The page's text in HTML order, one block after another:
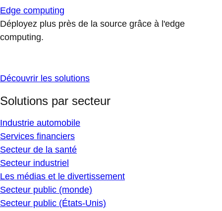
Edge computing
Déployez plus près de la source grâce à l'edge
computing.
Découvrir les solutions
Solutions par secteur
Industrie automobile
Services financiers
Secteur de la santé
Secteur industriel
Les médias et le divertissement
Secteur public (monde)
Secteur public (États-Unis)